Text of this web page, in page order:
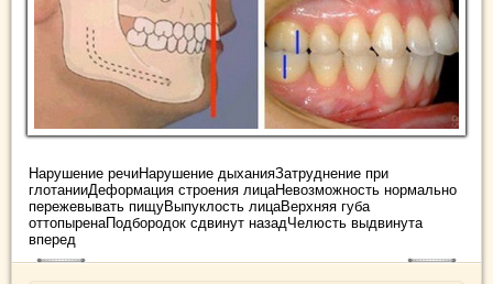
Нарушение речиНарушение дыханияЗатруднение при
глотанииДеформация строения лицаНевозможность нормально
пережевывать пищуВыпуклость лицаВерхняя губа
оттопыренаПодбородок сдвинут назадЧелюсть выдвинута
вперед